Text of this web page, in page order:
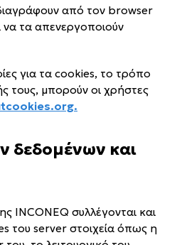
από τον browser
να τα απενεργοποιούν
για τα cookies, το τρόπο
τους, μπορούν οι χρήστες
δεδομένων και
INCONEQ συλλέγονται και
του server στοιχεία όπως η